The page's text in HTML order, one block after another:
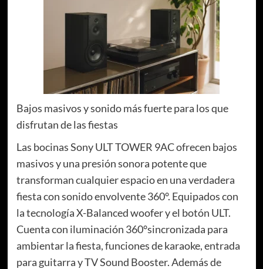
Bajos masivos y sonido más fuerte para los que
disfrutan de las fiestas
Las bocinas Sony ULT TOWER 9AC ofrecen bajos
masivos y una presión sonora potente que
transforman cualquier espacio en una verdadera
fiesta con sonido envolvente 360°. Equipados con
la tecnología X-Balanced woofer y el botón ULT.
Cuenta con iluminación 360°sincronizada para
ambientar la fiesta, funciones de karaoke, entrada
para guitarra y TV Sound Booster. Además de